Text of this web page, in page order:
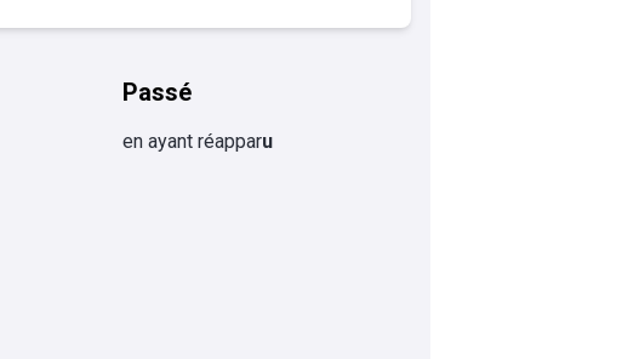
Passé
en ayant réapparu